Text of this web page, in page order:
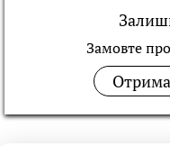
Замовте